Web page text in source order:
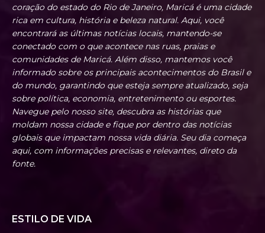
coração do estado do Rio de Janeiro, Maricá é uma cidade
rica em cultura, história e beleza natural. Aqui, você
encontrará as últimas notícias locais, mantendo-se
conectado com o que acontece nas ruas, praias e
comunidades de Maricá. Além disso, mantemos você
informado sobre os principais acontecimentos do Brasil e
do mundo, garantindo que esteja sempre atualizado, seja
sobre política, economia, entretenimento ou esportes.
Navegue pelo nosso site, descubra as histórias que
moldam nossa cidade e fique por dentro das notícias
globais que impactam nossa vida diária. Seu dia começa
aqui, com informações precisas e relevantes, direto da
fonte.
ESTILO DE VIDA